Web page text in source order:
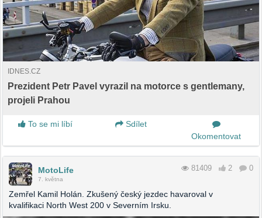
IDNES.CZ
Prezident Petr Pavel vyrazil na motorce s gentlemany,
projeli Prahou
To se mi líbí
Sdílet
Okomentovat
MotoLife
7. května
81409 2 0
Zemřel Kamil Holán. Zkušený český jezdec havaroval v
kvalifikaci North West 200 v Severním Irsku.